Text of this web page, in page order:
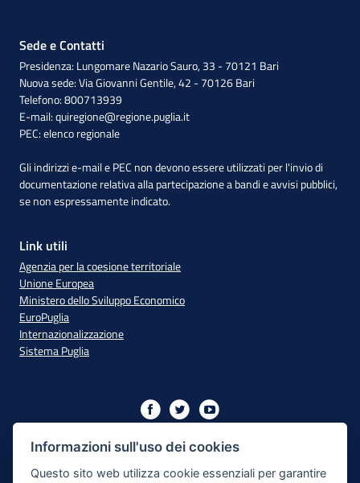
Sede e Contatti
Presidenza: Lungomare Nazario Sauro, 33 - 70121 Bari
Nuova sede: Via Giovanni Gentile, 42 - 70126 Bari
Telefono: 800713939
E-mail:quiregione@regione.puglia.it
PEC:elenco regionale
Gli indirizzi e-mail e PEC non devono essere utilizzati per l'invio di
documentazione relativa alla partecipazione a bandi e avvisi pubblici,
se non espressamente indicato.
Link utili
Agenzia per la coesione territoriale
Unione Europea
Ministero dello Sviluppo Economico
EuroPuglia
Internazionalizzazione
Sistema Puglia
XIII
Informazioni sull'uso dei cookies
Questo sito web utilizza cookie essenziali per garantire